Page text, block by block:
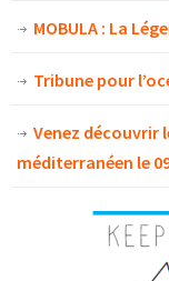
MOBULA : La
Tribune pour
Venez découvrir
méditerranéen le